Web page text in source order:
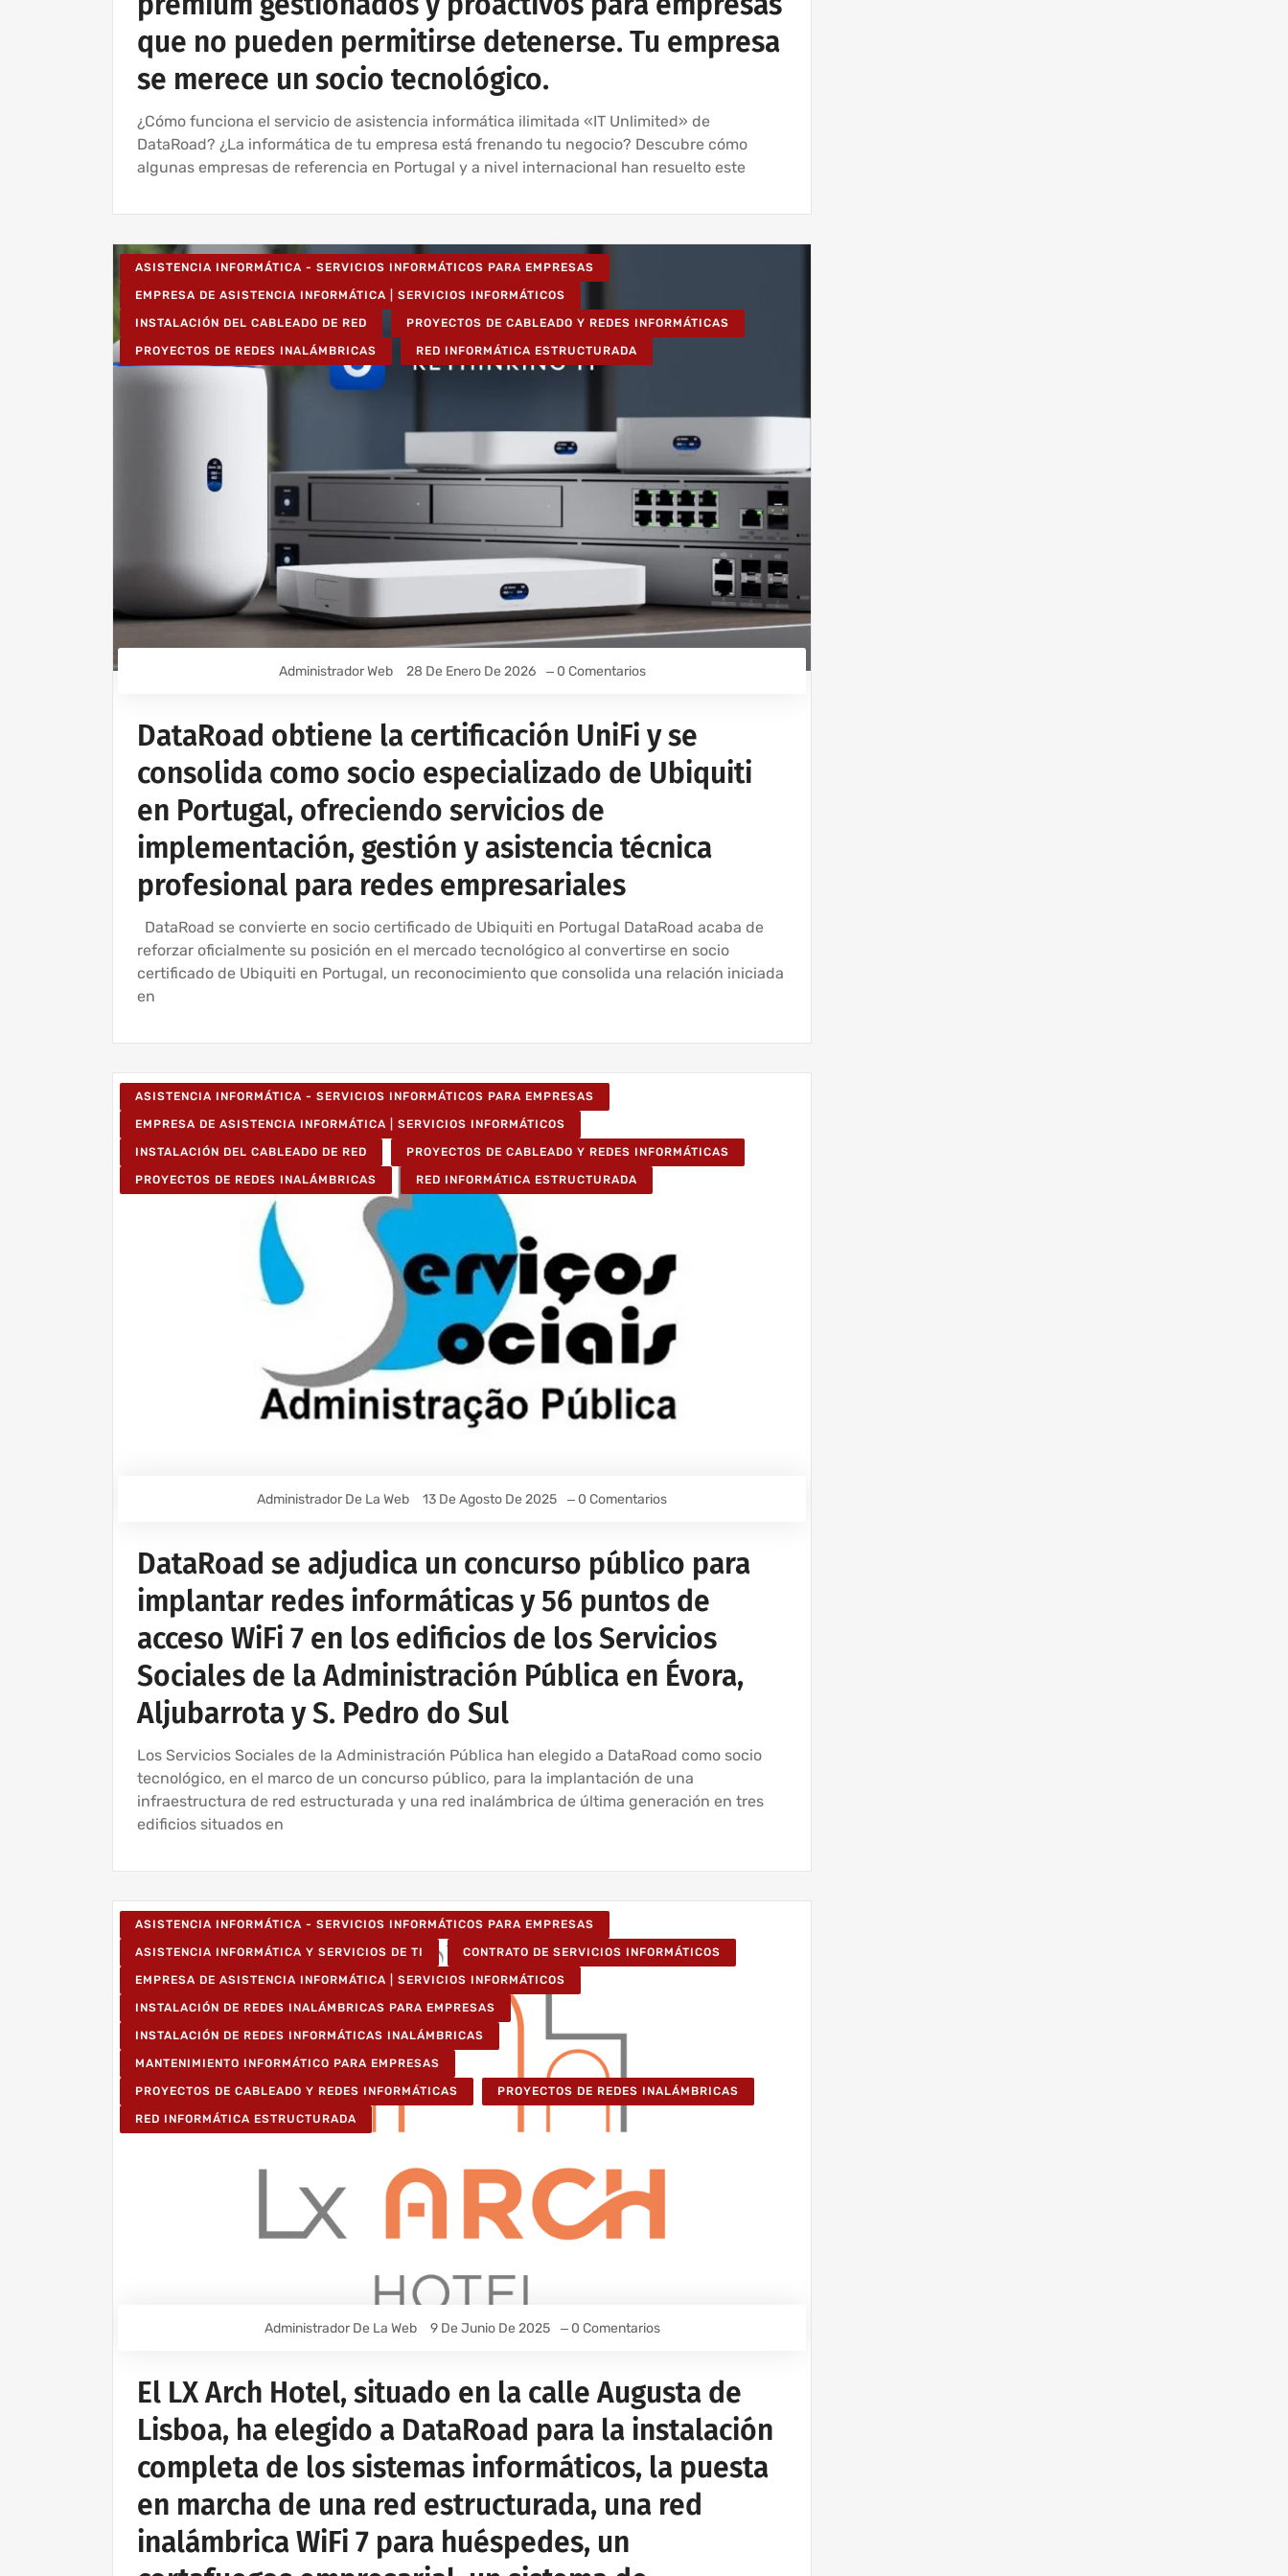
que no pueden permitirse detenerse. Tu empresa
se merece un socio tecnológico.
¿Cómo funciona el servicio de asistencia informática ilimitada «IT Unlimited» de
DataRoad? ¿La informática de tu empresa está frenando tu negocio? Descubre cómo
algunas empresas de referencia en Portugal y a nivel internacional han resuelto este
ASISTENCIA INFORMÁTICA - SERVICIOS INFORMÁTICOS PARA EMPRESAS
EMPRESA DE ASISTENCIA INFORMÁTICA | SERVICIOS INFORMÁTICOS
INSTALACIÓN DEL CABLEADO DE RED PROYECTOS DE CABLEADO Y REDES INFORMÁTICAS
PROYECTOS DE REDES INALÁMBRICAS RED INFORMÁTICA ESTRUCTURADA
Administrador Web 28 De Enero De 2026 0 Comentarios
DataRoad obtiene la certificación UniFi y se
consolida como socio especializado de Ubiquiti
en Portugal, ofreciendo servicios de
implementación, gestión y asistencia técnica
profesional para redes empresariales
DataRoad se convierte en socio certificado de Ubiquiti en Portugal DataRoad acaba de
reforzar oficialmente su posición en el mercado tecnológico al convertirse en socio
certificado de Ubiquiti en Portugal, un reconocimiento que consolida una relación iniciada
en
ASISTENCIA INFORMÁTICA - SERVICIOS INFORMÁTICOS PARA EMPRESAS
EMPRESA DE ASISTENCIA INFORMÁTICA | SERVICIOS INFORMÁTICOS
INSTALACIÓN DEL CABLEADO DE RED PROYECTOS DE CABLEADO Y REDES INFORMÁTICAS
PROYECTOS DE REDES INALÁMBRICAS RED INFORMÁTICA ESTRUCTURADA
Administrador De La Web 13 De Agosto De 2025 0 Comentarios
DataRoad se adjudica un concurso público para
implantar redes informáticas y 56 puntos de
acceso WiFi 7 en los edificios de los Servicios
Sociales de la Administración Pública en Évora,
Aljubarrota y S. Pedro do Sul
Los Servicios Sociales de la Administración Pública han elegido a DataRoad como socio
tecnológico, en el marco de un concurso público, para la implantación de una
infraestructura de red estructurada y una red inalámbrica de última generación en tres
edificios situados en
ASISTENCIA INFORMÁTICA - SERVICIOS INFORMÁTICOS PARA EMPRESAS
ASISTENCIA INFORMÁTICA Y SERVICIOS DE TI CONTRATO DE SERVICIOS INFORMÁTICOS
EMPRESA DE ASISTENCIA INFORMÁTICA | SERVICIOS INFORMÁTICOS
INSTALACIÓN DE REDES INALÁMBRICAS PARA EMPRESAS
INSTALACIÓN DE REDES INFORMÁTICAS INALÁMBRICAS
MANTENIMIENTO INFORMÁTICO PARA EMPRESAS
PROYECTOS DE CABLEADO Y REDES INFORMÁTICAS PROYECTOS DE REDES INALÁMBRICAS
RED INFORMÁTICA ESTRUCTURADA
Administrador De La Web 9 De Junio De 2025 0 Comentarios
El LX Arch Hotel, situado en la calle Augusta de
Lisboa, ha elegido a DataRoad para la instalación
completa de los sistemas informáticos, la puesta
en marcha de una red estructurada, una red
inalámbrica WiFi 7 para huéspedes, un